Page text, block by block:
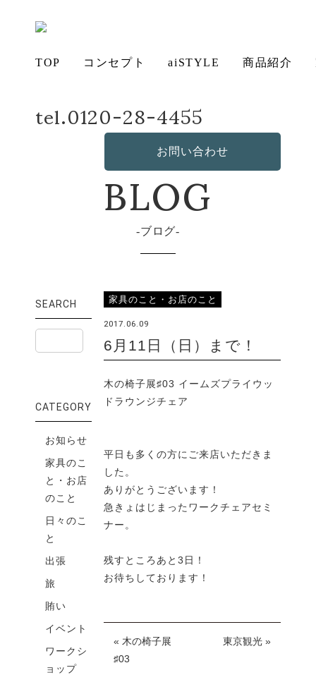
TOP コンセプト
いて
保証につ
aiSTYLE 商品紹介
ソフ
ベッ
デス
造
ファ
tel.0120-28-4455
お問い合わせ
BLOG
ブログ
家具のこと・お店のこと
2017.06.09
6月11日（日）まで！
木の椅子展♯03 イームズプライウッ
ドラウンジチェア
平日も多くの方にご来店いただきま
した。
ありがとうございます！
急きょはじまったワークチェアセミ
ナー。
残すところあと3日！
お待ちしております！
« 木の椅子展
♯03
東京観光 »
SEARCH
CATEGORY
お知らせ
家具のこ
と・お店
のこと
日々のこ
と
出張
旅
賄い
イベント
ワークシ
ョップ